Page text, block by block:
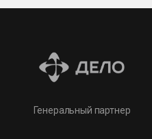
Генеральный партнер